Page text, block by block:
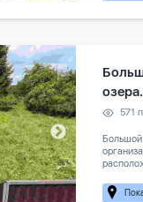
озера.
571